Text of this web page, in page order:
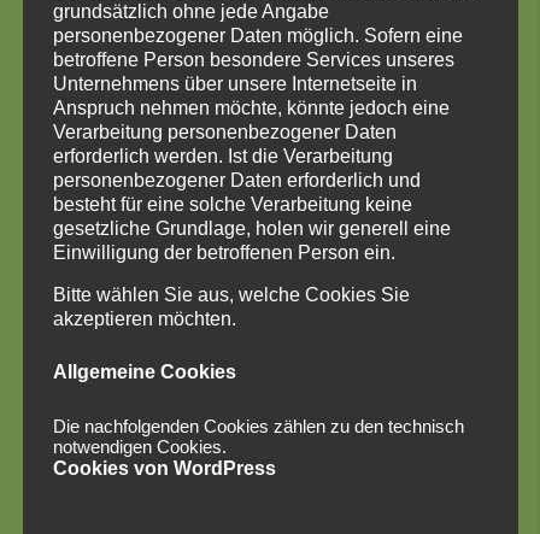
grundsätzlich ohne jede Angabe
personenbezogener Daten möglich. Sofern eine
betroffene Person besondere Services unseres
Unternehmens über unsere Internetseite in
Anspruch nehmen möchte, könnte jedoch eine
Verarbeitung personenbezogener Daten
erforderlich werden. Ist die Verarbeitung
personenbezogener Daten erforderlich und
besteht für eine solche Verarbeitung keine
gesetzliche Grundlage, holen wir generell eine
Einwilligung der betroffenen Person ein.
Bitte wählen Sie aus, welche Cookies Sie
akzeptieren möchten.
Allgemeine Cookies
Die nachfolgenden Cookies zählen zu den technisch
notwendigen Cookies.
Cookies von WordPress